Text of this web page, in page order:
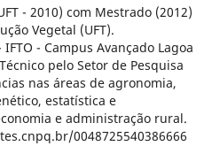
- 2010) com Mestrado (2012)
Vegetal (UFT).
- Campus Avançado Lagoa
pelo Setor de Pesquisa
nas áreas de agronomia,
estatística e
e administração rural.
0048725540386666